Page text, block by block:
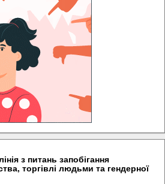
з питань запобігання
торгівлі людьми та гендерної